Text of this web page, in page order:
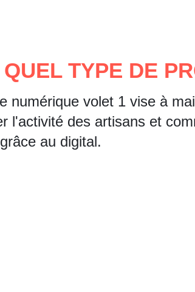
TYPE DE
numérique volet 1 vise à
l'activité des artisans et
au digital.